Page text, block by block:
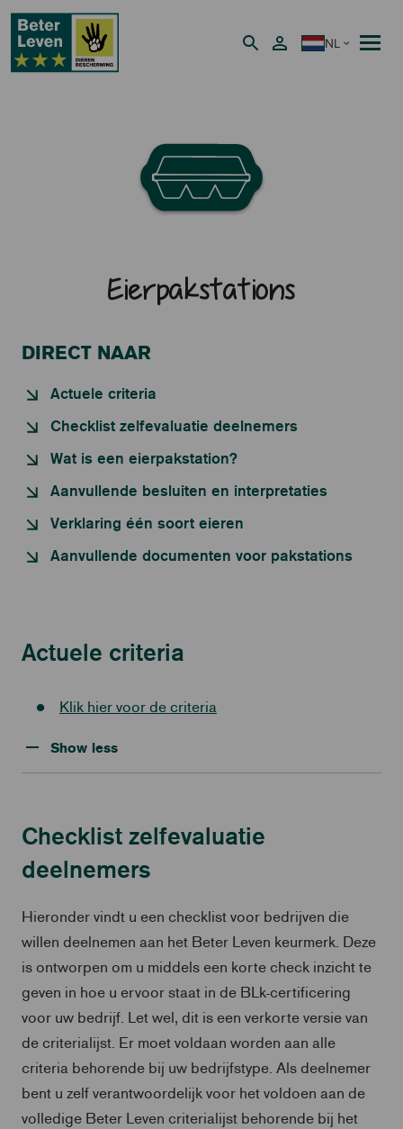
NL
Eierpakstations
DIRECT NAAR
Actuele criteria
Checklist zelfevaluatie deelnemers
Wat is een eierpakstation?
Aanvullende besluiten en interpretaties
Verklaring één soort eieren
Aanvullende documenten voor pakstations
Actuele criteria
Klik hier voor de criteria
Show less
Checklist zelfevaluatie
deelnemers
Hieronder vindt u een checklist voor bedrijven die
willen deelnemen aan het Beter Leven keurmerk. Deze
is ontworpen om u middels een korte check inzicht te
geven in hoe u ervoor staat in de BLk-certificering
voor uw bedrijf. Let wel, dit is een verkorte versie van
de criterialijst. Er moet voldaan worden aan alle
criteria behorende bij uw bedrijfstype. Als deelnemer
bent u zelf verantwoordelijk voor het voldoen aan de
volledige Beter Leven criterialijst behorende bij het